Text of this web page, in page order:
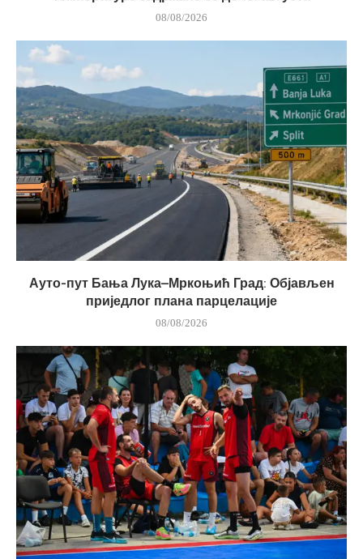
08/08/2026
Ауто-пут Бања Лука–Мркоњић Град: Објављен
приједлог плана парцелације
08/08/2026